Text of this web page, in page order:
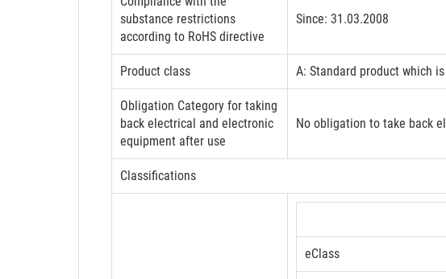
substance restrictions
according to RoHS directive
Since: 31.03.2008
Product class A: Standard product which
Obligation Category for taking
back electrical and electronic
equipment after use
No obligation to take back
Classifications
eClass